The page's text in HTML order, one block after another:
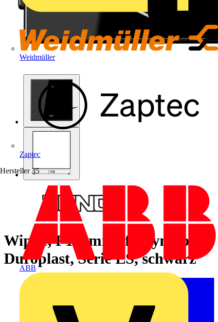
Weidmüller
Zaptec
Hersteller 35
ABB
Wippe, F10, mit Pfeilsymbolen,
Duroplast, Serie LS, schwarz